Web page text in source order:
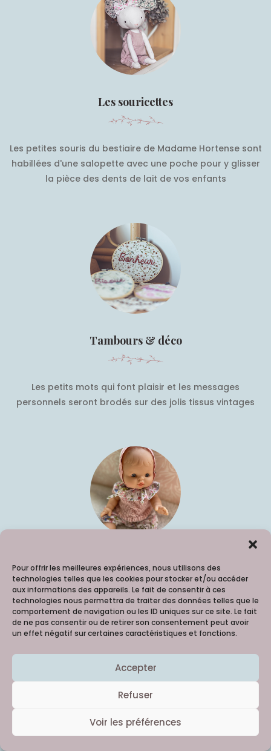
Pour offrir les meilleures expériences, nous utilisons des
technologies telles que les cookies pour stocker et/ou accéder
aux informations des appareils. Le fait de consentir à ces
technologies nous permettra de traiter des données telles que le
comportement de navigation ou les ID uniques sur ce site. Le fait
de ne pas consentir ou de retirer son consentement peut avoir
un effet négatif sur certaines caractéristiques et fonctions.
Accepter
Refuser
Voir les préférences
Les souricettes
Les petites souris du bestiaire de Madame Hortense sont
habillées d'une salopette avec une poche pour y glisser
la pièce des dents de lait de vos enfants
Tambours & déco
Les petits mots qui font plaisir et les messages
personnels seront brodés sur des jolis tissus vintages
Les habits de poupées
Toute la garde robe pour les poupons Gordi (34cm), du
petit béguin, aux chaussons ou à la barboteuse, un
univers magique et enfantin.
Et comme toute la collection, les vêtements sont
fabriqués à partir de tissus recyclés.